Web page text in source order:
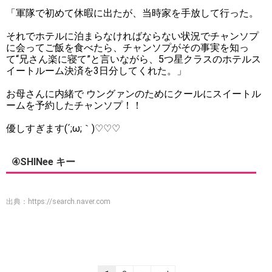
「軍隊で初めて休暇に出たが、当時家を手放して行った。
それでホテルに泊まらなければならない状況でチャンソプ
に会ってご飯を食べたら、チャンソプがその事実を知っ
て“兄さん楽に寝て”と言いながら、5つ星クラスのホテルス
イートルーム決済を3日分してくれた。」
お母さんに内緒で ウングァンのためにクールにスイートル
ームを予約したチャンソプ！！
優しすぎます(´;ω;｀)♡♡♡
④SHINee キー
出典： https://search.naver.com